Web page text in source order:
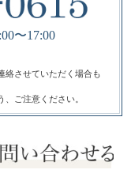
〜17:00
絡させていただく場合も
ご注意ください。